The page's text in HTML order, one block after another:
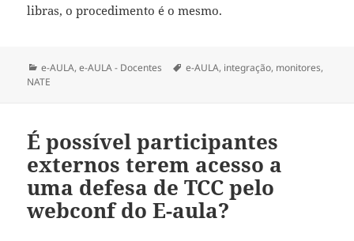
libras, o procedimento é o mesmo.
Categorias
e-AULA,e-AULA - Docentes Tags
e-AULA, integração, monitores,
NATE
É possível participantes
externos terem acesso a
uma defesa de TCC pelo
webconf do E-aula?